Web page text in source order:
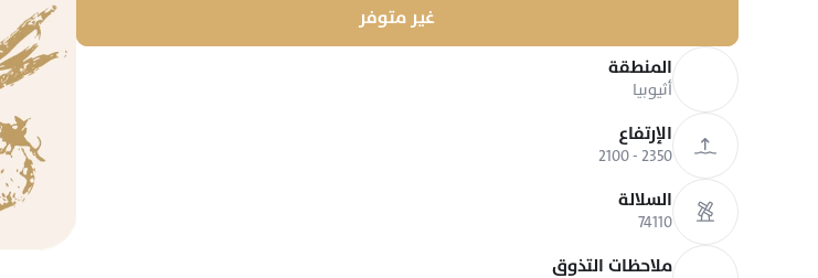
غير متوفر
المنطقة
أثيوبيا
الإرتفاع
2350 - 2100
السلالة
74110
ملاحظات التذوق